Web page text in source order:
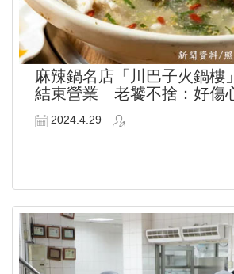
麻辣鍋名店「川巴子火鍋樓
結束營業 老饕不捨：好傷
2024.4.29
...